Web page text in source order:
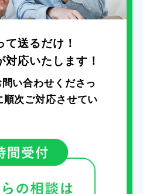
て送るだけ！
応いたします！
い合わせくださっ
順次ご対応させてい